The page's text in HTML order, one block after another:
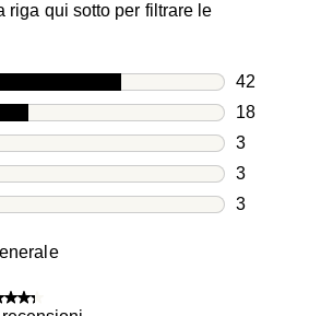
riga qui sotto per filtrare le
42
42
18
18
3
3
3
3
3